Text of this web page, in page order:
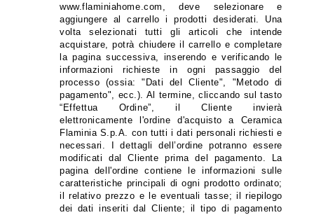
www.flaminiahome.com, deve selezionare e
aggiungere al carrello i prodotti desiderati. Una
volta selezionati tutti gli articoli che intende
acquistare, potrà chiudere il carrello e completare
la pagina successiva, inserendo e verificando le
informazioni richieste in ogni passaggio del
processo (ossia: "Dati del Cliente", "Metodo di
pagamento", ecc.). Al termine, cliccando sul tasto
“Effettua Ordine”, il Cliente invierà
elettronicamente l'ordine d'acquisto a Ceramica
Flaminia S.p.A. con tutti i dati personali richiesti e
necessari. I dettagli dell’ordine potranno essere
modificati dal Cliente prima del pagamento. La
pagina dell'ordine contiene le informazioni sulle
caratteristiche principali di ogni prodotto ordinato;
il relativo prezzo e le eventuali tasse; il riepilogo
dei dati inseriti dal Cliente; il tipo di pagamento